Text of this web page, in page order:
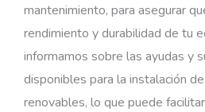
mantenimiento, para asegurar
rendimiento y durabilidad de tu
informamos sobre las ayudas y
disponibles para la instalación
renovables, lo que puede